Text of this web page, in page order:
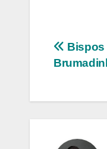
Post
Bispos